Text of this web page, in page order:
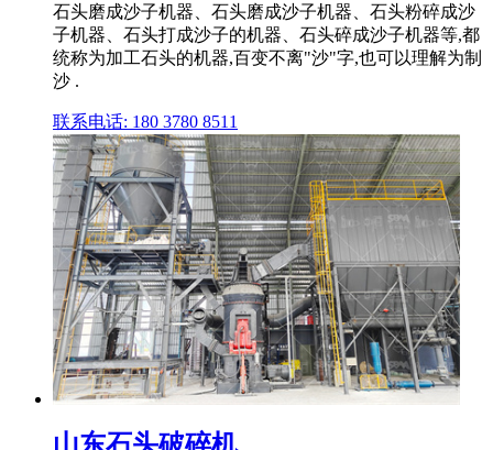
石头磨成沙子机器、石头磨成沙子机器、石头粉碎成沙
子机器、石头打成沙子的机器、石头碎成沙子机器等,都
统称为加工石头的机器,百变不离"沙"字,也可以理解为制
沙 .
联系电话: 180 3780 8511
山东石头破碎机